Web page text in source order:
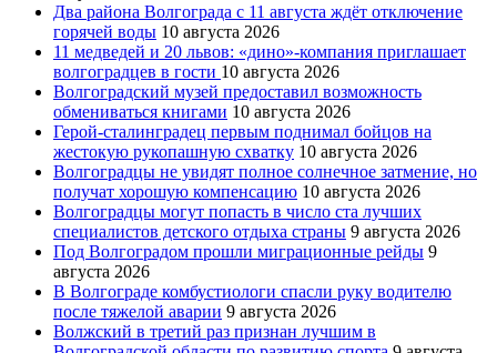
Два района Волгограда с 11 августа ждёт отключение
горячей воды 10 августа 2026
11 медведей и 20 львов: «дино»-компания приглашает
волгоградцев в гости 10 августа 2026
Волгоградский музей предоставил возможность
обмениваться книгами 10 августа 2026
Герой-сталинградец первым поднимал бойцов на
жестокую рукопашную схватку 10 августа 2026
Волгоградцы не увидят полное солнечное затмение, но
получат хорошую компенсацию 10 августа 2026
Волгоградцы могут попасть в число ста лучших
специалистов детского отдыха страны 9 августа 2026
Под Волгоградом прошли миграционные рейды 9
августа 2026
В Волгограде комбустиологи спасли руку водителю
после тяжелой аварии 9 августа 2026
Волжский в третий раз признан лучшим в